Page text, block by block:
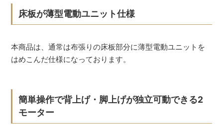
床板が薄型電動ユニット仕様
本商品は、通常は布張りの床板部分に薄型電動ユニットを
はめこんだ仕様になっております。
簡単操作で背上げ・脚上げが独立可動できる2
モーター